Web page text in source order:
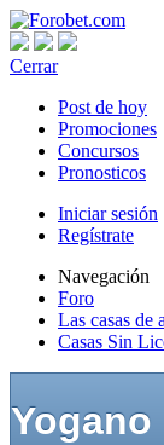
Cerrar
Post de hoy
Promociones
Concursos
Pronosticos
Iniciar sesión
Regístrate
Navegación
Foro
Las casas de
Casas Sin
Yogano